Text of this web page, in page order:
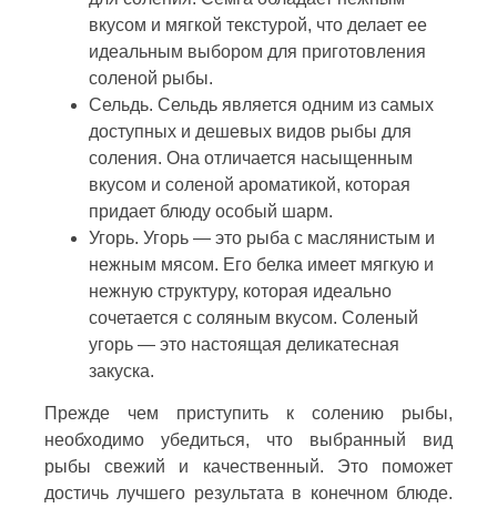
вкусом и мягкой текстурой, что делает ее
идеальным выбором для приготовления
соленой рыбы.
Сельдь. Сельдь является одним из самых
доступных и дешевых видов рыбы для
соления. Она отличается насыщенным
вкусом и соленой ароматикой, которая
придает блюду особый шарм.
Угорь. Угорь — это рыба с маслянистым и
нежным мясом. Его белка имеет мягкую и
нежную структуру, которая идеально
сочетается с соляным вкусом. Соленый
угорь — это настоящая деликатесная
закуска.
Прежде чем приступить к солению рыбы,
необходимо убедиться, что выбранный вид
рыбы свежий и качественный. Это поможет
достичь лучшего результата в конечном блюде.